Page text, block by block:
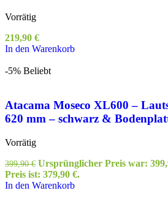
Vorrätig
219,90 €
In den Warenkorb
-5% Beliebt
Atacama Moseco XL600 –
620 mm – schwarz &
Vorrätig
399,90€ Ursprünglicher Preis war:
Preis ist: 379,90 €.
In den Warenkorb